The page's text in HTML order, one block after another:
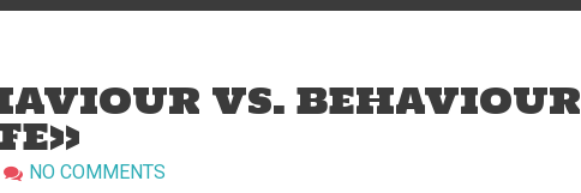
VS. BEHAVIOUR
NO COMMENTS